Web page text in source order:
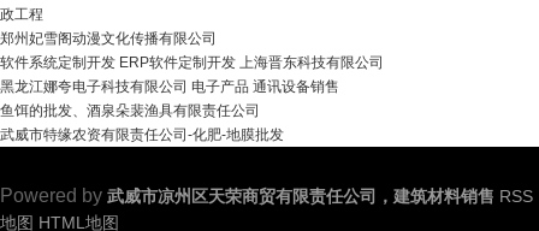
政工程
郑州妃雪阁动漫文化传播有限公司
软件系统定制开发 ERP软件定制开发 上海晋东科技有限公司
黑龙江娜夸电子科技有限公司 电子产品 通讯设备销售
鱼饵的批发、酒泉朵裴渔具有限责任公司
武威市特缘农资有限责任公司-化肥-地膜批发
Powered by 武威市凉州区天荣商贸有限责任公司，建筑材料销售 RSS
地图 HTML地图